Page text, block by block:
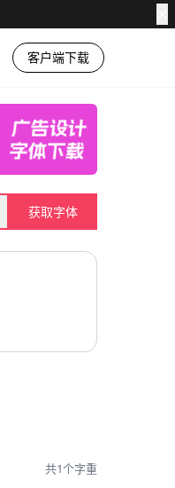
客户端下载
获取字体
共1个字重